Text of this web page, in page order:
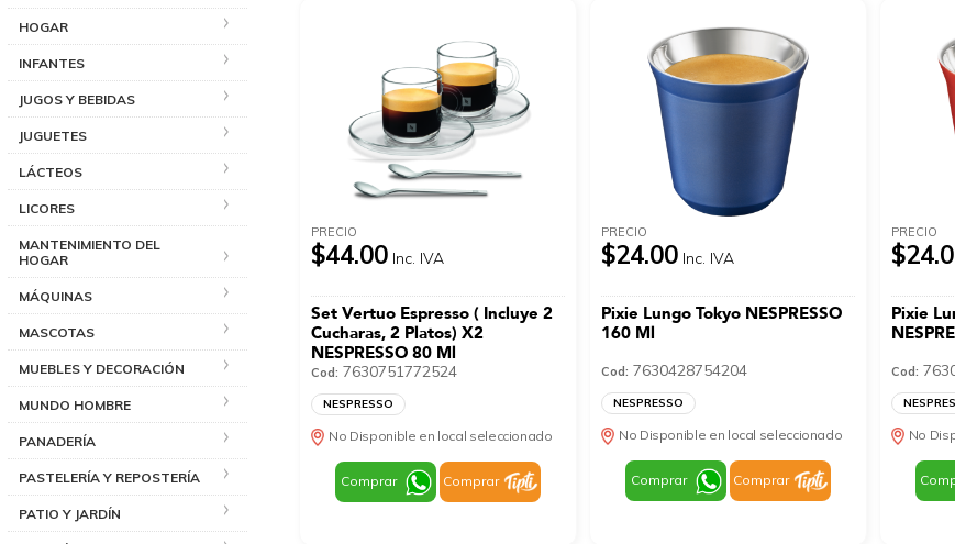
HOGAR
INFANTES
JUGOS Y BEBIDAS
JUGUETES
LÁCTEOS
LICORES
MANTENIMIENTO DEL
HOGAR
MÁQUINAS
MASCOTAS
MUEBLES Y DECORACIÓN
MUNDO HOMBRE
PANADERÍA
PASTELERÍA Y REPOSTERÍA
PATIO Y JARDÍN
PRECIO
$44.00 Inc. IVA
Set Vertuo Espresso ( Incluye 2
Cucharas, 2 Platos) X2
NESPRESSO 80 Ml
Cod: 7630751772524
NESPRESSO
No Disponible en local seleccionado
Comprar Comprar
PRECIO
$24.00 Inc. IVA
Pixie Lungo Tokyo NESPRESSO
160 Ml
Cod: 7630428754204
NESPRESSO
No Disponible en local seleccionado
Comprar Comprar
PRECIO
Pixie
Cod:
No